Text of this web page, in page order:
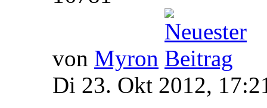
von Myron
Di 23. Okt 2012,